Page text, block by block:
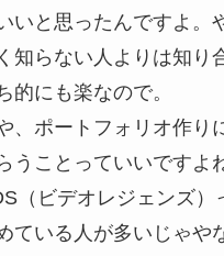
いと思ったんですよ。
知らない人よりは知り
的にも楽なので。
、ポートフォリオ作り
うことっていいですよ
（ビデオレジェンズ）
ている人が多いじゃや